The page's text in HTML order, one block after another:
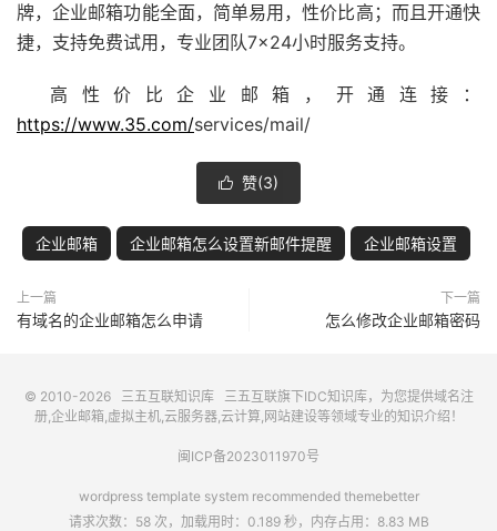
牌，企业邮箱功能全面，简单易用，性价比高；而且开通快
捷，支持免费试用，专业团队7×24小时服务支持。
高性价比企业邮箱，开通连接：
https://www.35.com/services/mail/
 赞(3)
企业邮箱 企业邮箱怎么设置新邮件提醒 企业邮箱设置
上一篇
有域名的企业邮箱怎么申请
下一篇
怎么修改企业邮箱密码
© 2010-2026 三五互联知识库 三五互联旗下IDC知识库，为您提供域名注
册,企业邮箱,虚拟主机,云服务器,云计算,网站建设等领域专业的知识介绍！
闽ICP备2023011970号
wordpress template system recommended themebetter
请求次数：58 次，加载用时：0.189 秒，内存占用：8.83 MB